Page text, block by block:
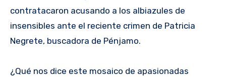
contratacaron acusando a los albiazules de
insensibles ante el reciente crimen de Patricia
Negrete, buscadora de Pénjamo.
¿Qué nos dice este mosaico de apasionadas